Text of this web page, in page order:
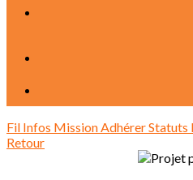
Fil Infos MissionAdhérerStatuts
Retour